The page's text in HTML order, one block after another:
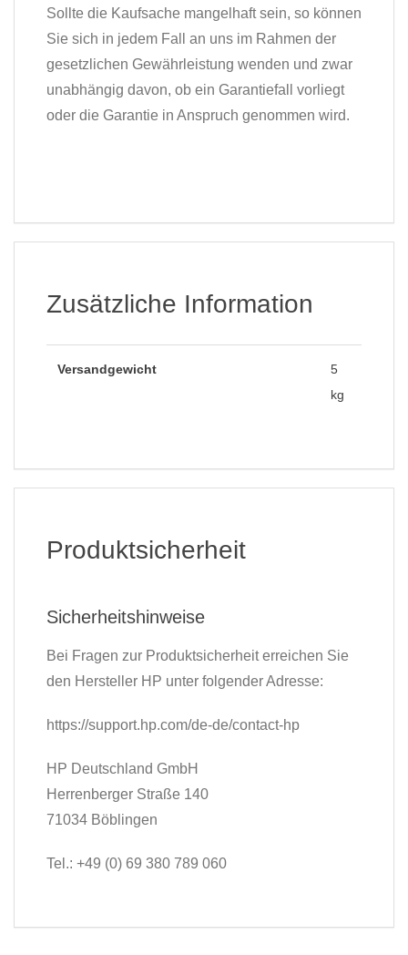
Sollte die Kaufsache mangelhaft sein, so können
Sie sich in jedem Fall an uns im Rahmen der
gesetzlichen Gewährleistung wenden und zwar
unabhängig davon, ob ein Garantiefall vorliegt
oder die Garantie in Anspruch genommen wird.
Zusätzliche Information
Versandgewicht
5
kg
Produktsicherheit
Sicherheitshinweise
Bei Fragen zur Produktsicherheit erreichen Sie
den Hersteller HP unter folgender Adresse:
https://support.hp.com/de-de/contact-hp
HP Deutschland GmbH
Herrenberger Straße 140
71034 Böblingen
Tel.: +49 (0) 69 380 789 060